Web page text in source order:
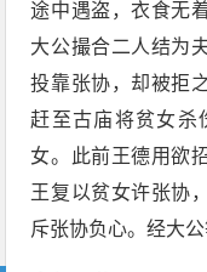
途中遇盗，衣食无
大公撮合二人结为
投靠张协，却被拒
赶至古庙将贫女杀
女。此前王德用欲
王复以贫女许张协
斥张协负心。经大